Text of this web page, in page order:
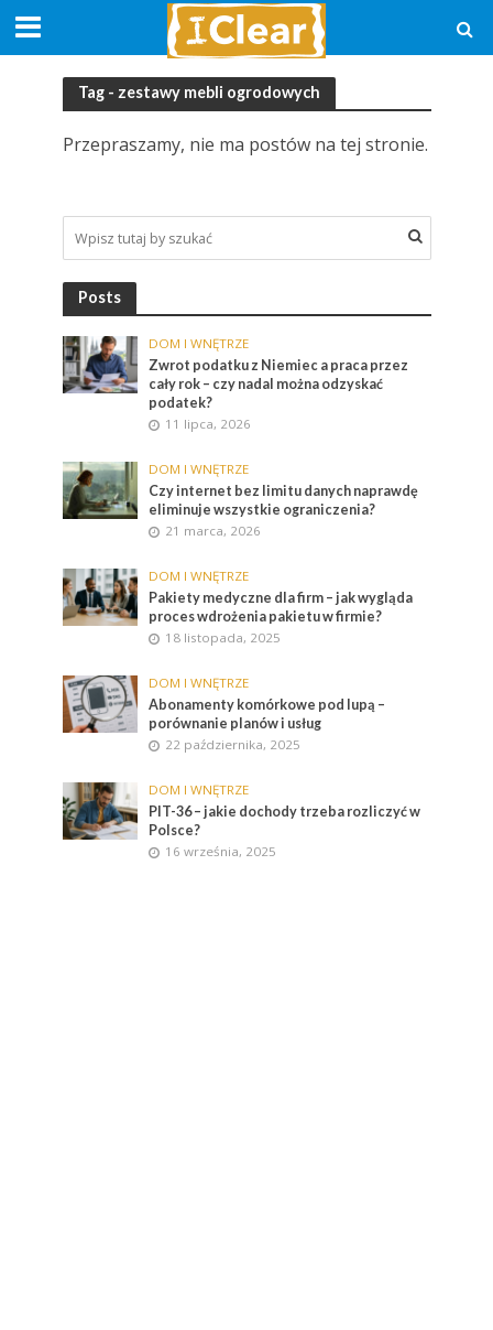
Tag - zestawy mebli ogrodowych
Przepraszamy, nie ma postów na tej stronie.
Posts
DOM I WNĘTRZE
Zwrot podatku z Niemiec a praca przez
cały rok – czy nadal można odzyskać
podatek?
11 lipca, 2026
DOM I WNĘTRZE
Czy internet bez limitu danych naprawdę
eliminuje wszystkie ograniczenia?
21 marca, 2026
DOM I WNĘTRZE
Pakiety medyczne dla firm – jak wygląda
proces wdrożenia pakietu w firmie?
18 listopada, 2025
DOM I WNĘTRZE
Abonamenty komórkowe pod lupą –
porównanie planów i usług
22 października, 2025
DOM I WNĘTRZE
PIT-36 – jakie dochody trzeba rozliczyć w
Polsce?
16 września, 2025